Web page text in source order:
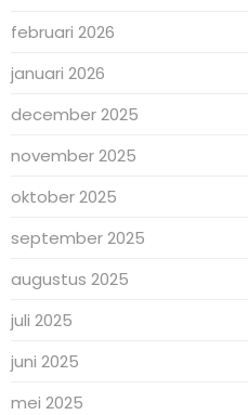
februari 2026
januari 2026
december 2025
november 2025
oktober 2025
september 2025
augustus 2025
juli 2025
juni 2025
mei 2025